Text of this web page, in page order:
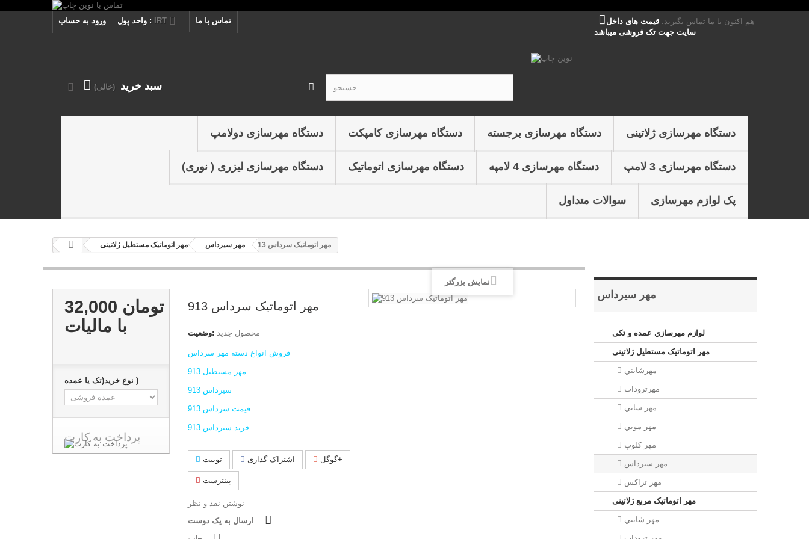
ورود به حساب واحد پول : IRT تماس با ما هم اکنون با ما تماس بگیرید: قیمت های داخل
سایت جهت تک فروشی میباشد
سبد خرید (خالی)
دستگاه مهرسازی ژلاتینی دستگاه مهرسازی برجسته دستگاه مهرسازی کامپکت دستگاه مهرسازی دولامپ
دستگاه مهرسازی 3 لامپ دستگاه مهرسازی 4 لامپه دستگاه مهرسازی اتوماتیک دستگاه مهرسازی لیزری ( نوری)
پک لوازم مهرسازی سوالات متداول
مهر اتوماتیک مستطيل ژلاتینی مهر سيرداس مهر اتوماتیک سرداس 913
مهر سيرداس
لوازم مهرسازي عمده و تکی
مهر اتوماتیک مستطيل ژلاتینی
مهرشايني
مهرترودات
مهر ساني
مهر موبي
مهر كلوپ
مهر سيرداس
مهر تراکس
مهر اتوماتیک مربع ژلاتینی
مهر شايني
نمایش بزرگتر
مهر اتوماتیک سرداس 913
وضعیت: محصول جدید
فروش انواع دسته مهر سرداس
مهر مستطیل 913
سیرداس 913
قیمت سرداس 913
خرید سیرداس 913
توییت اشتراک گذاری گوگل+
پینترست
نوشتن نقد و نظر
ارسال به یک دوست
32,000 تومان
با ماليات
نوع خرید(تک یا عمده )
پرداخت به کارت